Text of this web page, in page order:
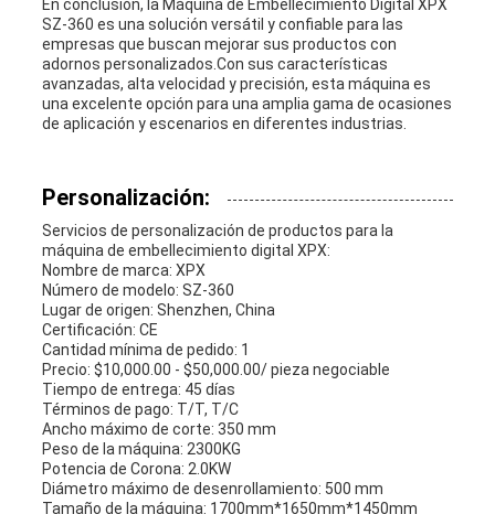
En conclusión, la Máquina de Embellecimiento Digital XPX
SZ-360 es una solución versátil y confiable para las
empresas que buscan mejorar sus productos con
adornos personalizados.Con sus características
avanzadas, alta velocidad y precisión, esta máquina es
una excelente opción para una amplia gama de ocasiones
de aplicación y escenarios en diferentes industrias.
Personalización:
Servicios de personalización de productos para la
máquina de embellecimiento digital XPX:
Nombre de marca: XPX
Número de modelo: SZ-360
Lugar de origen: Shenzhen, China
Certificación: CE
Cantidad mínima de pedido: 1
Precio: $10,000.00 - $50,000.00/ pieza negociable
Tiempo de entrega: 45 días
Términos de pago: T/T, T/C
Ancho máximo de corte: 350 mm
Peso de la máquina: 2300KG
Potencia de Corona: 2.0KW
Diámetro máximo de desenrollamiento: 500 mm
Tamaño de la máquina: 1700mm*1650mm*1450mm